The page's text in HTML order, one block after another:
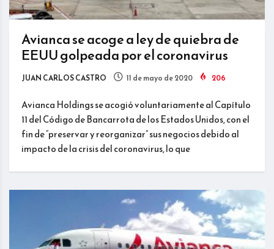
Avianca se acoge a ley de quiebra de
EEUU golpeada por el coronavirus
JUAN CARLOS CASTRO 11 de mayo de 2020 206
Avianca Holdings se acogió voluntariamente al Capítulo
11 del Código de Bancarrota de los Estados Unidos, con el
fin de “preservar y reorganizar” sus negocios debido al
impacto de la crisis del coronavirus, lo que